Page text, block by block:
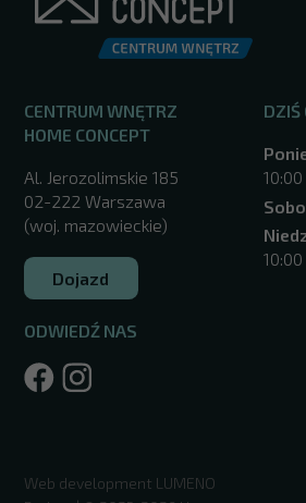
CENTRUM WNĘTRZ
HOME CONCEPT
Al. Jerozolimskie 185
02-222 Warszawa
(woj. mazowieckie)
Dojazd
ODWIEDŹ NAS
DZIŚ
Web development LUMENO